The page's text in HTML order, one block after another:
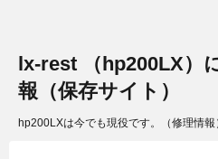
lx-rest （hp200LX）
報（保存サイト）
hp200LXは今でも現役です。（修理情報